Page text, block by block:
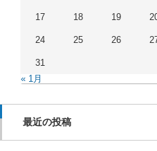
17 18 19
24 25 26
31
« 1月
最近の投稿